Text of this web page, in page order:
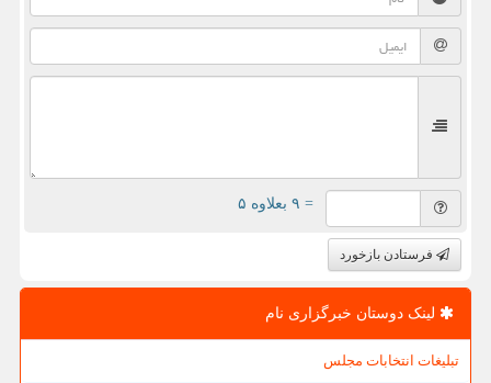
= ۹ بعلاوه ۵
فرستادن بازخورد
لینک دوستان خبرگزاری نام
تبلیغات انتخابات مجلس